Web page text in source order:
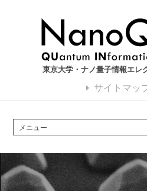
東京大学・ナノ量子情報エレ
サイトマッ